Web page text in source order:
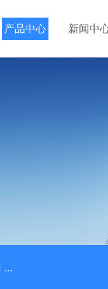
产品中心 新闻中
GCDLSM-800端子高